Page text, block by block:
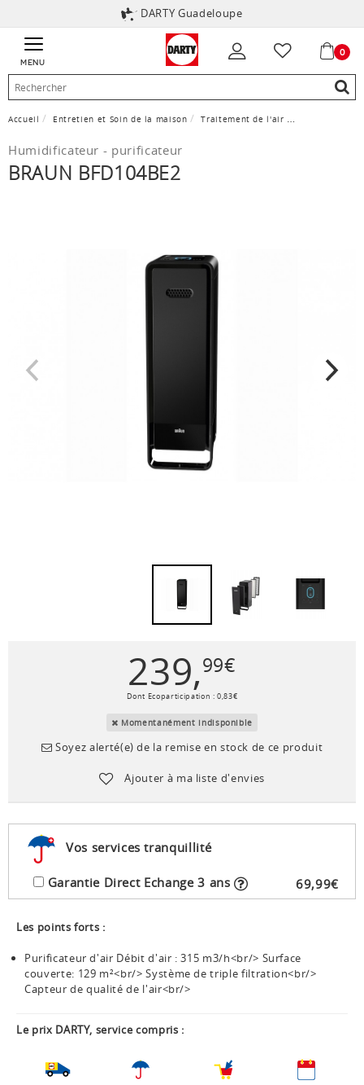
DARTY Guadeloupe
MENU
0
Accueil Entretien et Soin de la maison Traitement de l'air
Humidificateur - purificateur
BRAUN BFD104BE2
239,99€
Dont Ecoparticipation :0,83€
Momentanément indisponible
Soyez alerté(e) de la remise en stock de ce produit
Ajouter à ma liste d'envies
Vos services tranquillité
Garantie Direct Echange 3 ans 69,99€
Les points forts :
Purificateur d'air Débit d'air : 315 m3/h<br/> Surface
couverte: 129 m²<br/> Système de triple filtration<br/>
Capteur de qualité de l'air<br/>
Le prix DARTY, service compris :